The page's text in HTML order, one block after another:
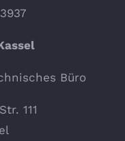
Büro
111